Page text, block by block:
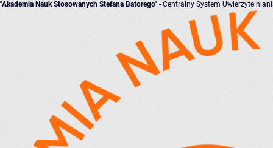
"Akademia Nauk Stosowanych Stefana Batorego" - Centralny System